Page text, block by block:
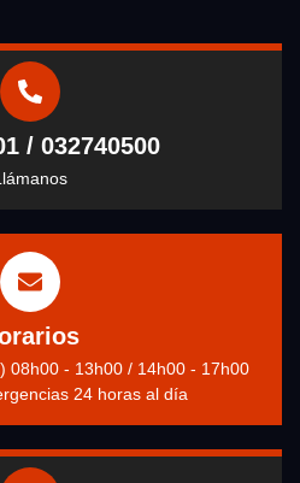
/ 032740500
08h00 - 13h00 / 14h00 - 17h00
24 horas al día